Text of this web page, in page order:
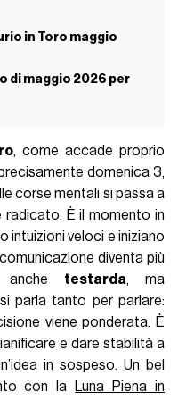
in Toro maggio
di maggio 2026 per
, come accade proprio
domenica 3,
corse mentali si passa a
È il momento in
intuizioni veloci e iniziano
diventa più
anche testarda, ma
parla tanto per parlare:
viene ponderata. È
e dare stabilità a
in sospeso. Un bel
con la
Luna Piena in